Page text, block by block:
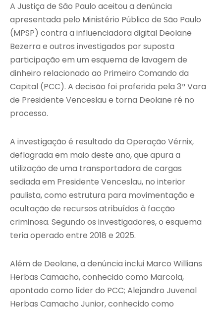
A Justiça de São Paulo aceitou a denúncia
apresentada pelo Ministério Público de São Paulo
(MPSP) contra a influenciadora digital Deolane
Bezerra e outros investigados por suposta
participação em um esquema de lavagem de
dinheiro relacionado ao Primeiro Comando da
Capital (PCC). A decisão foi proferida pela 3ª Vara
de Presidente Venceslau e torna Deolane ré no
processo.
A investigação é resultado da Operação Vérnix,
deflagrada em maio deste ano, que apura a
utilização de uma transportadora de cargas
sediada em Presidente Venceslau, no interior
paulista, como estrutura para movimentação e
ocultação de recursos atribuídos à facção
criminosa. Segundo os investigadores, o esquema
teria operado entre 2018 e 2025.
Além de Deolane, a denúncia inclui Marco Willians
Herbas Camacho, conhecido como Marcola,
apontado como líder do PCC; Alejandro Juvenal
Herbas Camacho Junior, conhecido como